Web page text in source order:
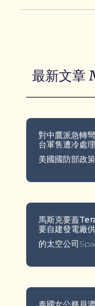
最新文章
對中鷹派急轉
台軍售遭冷處理
美國國防部政
馬斯克要蓋
要自建發電廠
的太空公司